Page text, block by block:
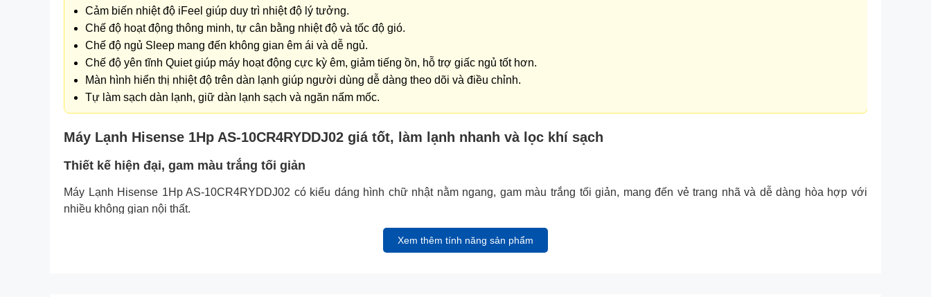
Cảm biến nhiệt độ iFeel giúp duy trì nhiệt độ lý tưởng.
Chế độ hoạt động thông minh, tự cân bằng nhiệt độ và tốc độ gió.
Chế độ ngủ Sleep mang đến không gian êm ái và dễ ngủ.
Chế độ yên tĩnh Quiet giúp máy hoạt động cực kỳ êm, giảm tiếng ồn, hỗ trợ giấc ngủ tốt hơn.
Màn hình hiển thị nhiệt độ trên dàn lạnh giúp người dùng dễ dàng theo dõi và điều chỉnh.
Tự làm sạch dàn lạnh, giữ dàn lạnh sạch và ngăn nấm mốc.
Máy Lạnh Hisense 1Hp AS-10CR4RYDDJ02 giá tốt, làm lạnh nhanh và lọc khí sạch
Thiết kế hiện đại, gam màu trắng tối giản
Máy Lạnh Hisense 1Hp AS-10CR4RYDDJ02 có kiểu dáng hình chữ nhật nằm ngang, gam màu trắng tối giản, mang đến vẻ trang nhã và dễ dàng hòa hợp với
nhiều không gian nội thất.
Xem thêm tính năng sản phẩm